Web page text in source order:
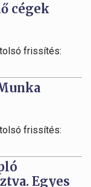
cégek
frissítés:
frissítés:
Egyes